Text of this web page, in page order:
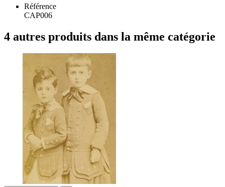
Référence
CAP006
4 autres produits dans la même catégorie